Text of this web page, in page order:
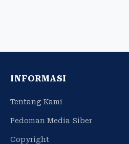
INFORMASI
Tentang Kami
Pedoman Media Siber
Copyright